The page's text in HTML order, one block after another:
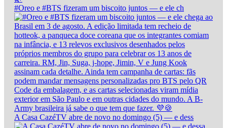
#Oreo e #BTS fizeram um biscoito juntos — e ele ch
A Casa CazéTV abre de novo no domingo (5) — e dess